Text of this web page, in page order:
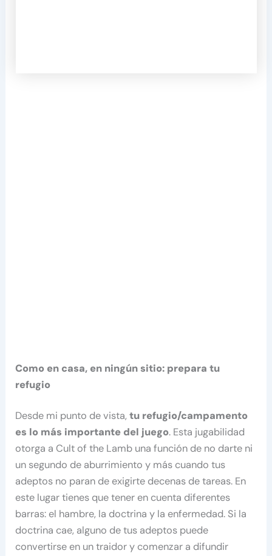
Como en casa, en ningún sitio: prepara tu
refugio
Desde mi punto de vista,tu refugio/campamento
es lo más importante del juego. Esta jugabilidad
otorga a Cult of the Lamb una función de no darte ni
un segundo de aburrimiento y más cuando tus
adeptos no paran de exigirte decenas de tareas. En
este lugar tienes que tener en cuenta diferentes
barras: el hambre, la doctrina y la enfermedad. Si la
doctrina cae, alguno de tus adeptos puede
convertirse en un traidor y comenzar a difundir